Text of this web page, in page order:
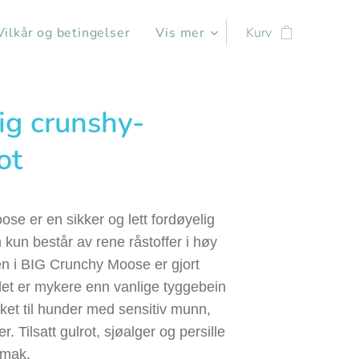
og betingelser Vis mer Kurv
crunshy-
er en sikker og lett fordøyelig
kun består av rene råstoffer i høy
i BIG Crunchy Moose er gjort
er mykere enn vanlige tyggebein
til hunder med sensitiv munn,
Tilsatt gulrot, sjøalger og persille